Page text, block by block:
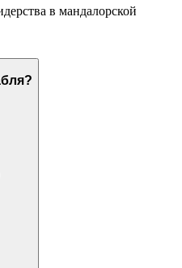
в мандалорской